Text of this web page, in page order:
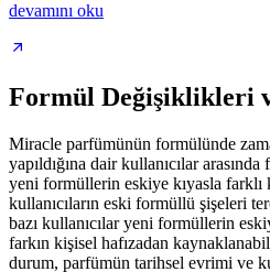
devamını oku
Formül Değişiklikleri
Miracle parfümünün formülünde
yapıldığına dair kullanıcılar
yeni formüllerin eskiye kıyasla
kullanıcıların eski formüllü şişeleri
bazı kullanıcılar yeni formüllerin
farkın kişisel hafızadan
durum, parfümün tarihsel evrimi ve